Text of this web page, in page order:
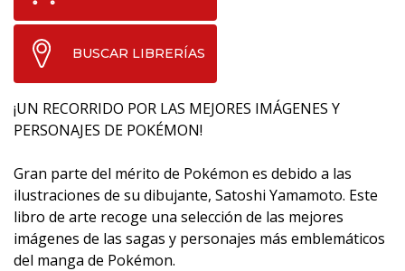
BUSCAR LIBRERÍAS
¡UN RECORRIDO POR LAS MEJORES IMÁGENES Y
PERSONAJES DE POKÉMON!
Gran parte del mérito de Pokémon es debido a las
ilustraciones de su dibujante, Satoshi Yamamoto. Este
libro de arte recoge una selección de las mejores
imágenes de las sagas y personajes más emblemáticos
del manga de Pokémon.